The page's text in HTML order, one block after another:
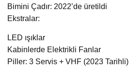
Bimini Çadır: 2022’de üretildi
Ekstralar:
LED ışıklar
Kabinlerde Elektrikli Fanlar
Piller: 3 Servis + VHF (2023 Tarihli)